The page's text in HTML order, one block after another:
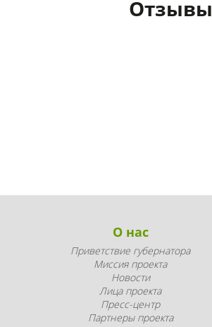
Отзывы
О нас
Приветствие губернатора
Миссия проекта
Новости
Лица проекта
Пресс-центр
Партнеры проекта